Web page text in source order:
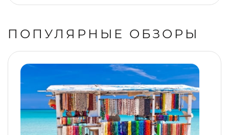
ПОПУЛЯРНЫЕ ОБЗОРЫ